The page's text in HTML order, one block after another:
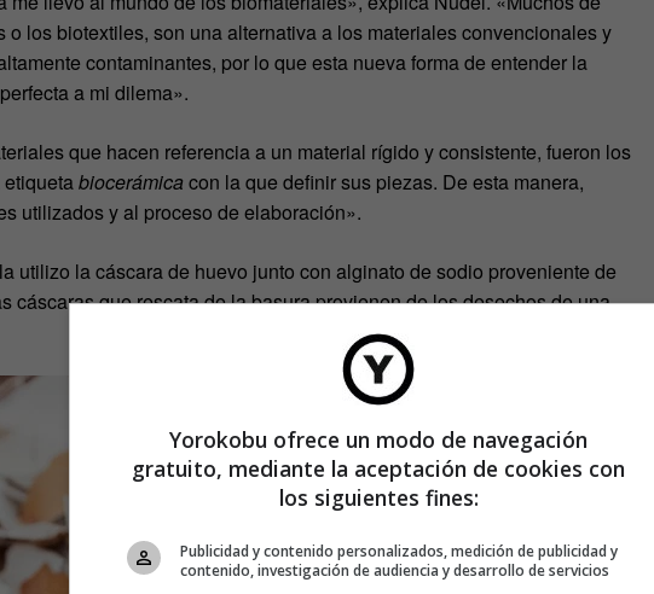
los biotextiles, son una alternativa a los materiales convencionales y
contaminantes, por lo que esta nueva forma de entender la
a mi dilema».
que hacen referencia a un material rígido y consistente, fueron los
biocerámica con la que definir sus piezas. De esta manera,
utilizados y al proceso de elaboración».
utilizo la cáscara de huevo junto con alginato de sodio proveniente de
cáscaras que rescata de la basura provienen de los desechos de una
Yorokobu ofrece un modo de navegación
gratuito, mediante la aceptación de cookies con
los siguientes fines:
Publicidad y contenido personalizados, medición de publicidad y
contenido, investigación de audiencia y desarrollo de servicios